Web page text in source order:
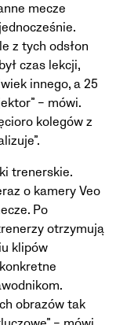
mecze
z tych odsłon
czas lekcji,
innego, a 25
– mówi.
kolegów z
trenerskie.
o kamery Veo
Po
otrzymują
klipów
obrazów tak